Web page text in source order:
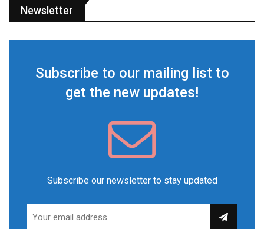
Newsletter
Subscribe to our mailing list to
get the new updates!
Subscribe our newsletter to stay updated